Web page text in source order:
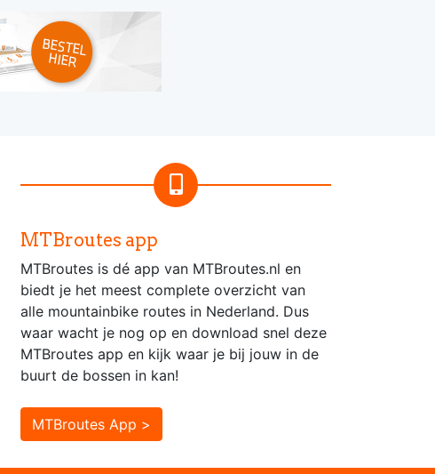
MTBroutes app
MTBroutes is dé app van MTBroutes.nl en
biedt je het meest complete overzicht van
alle mountainbike routes in Nederland. Dus
waar wacht je nog op en download snel deze
MTBroutes app en kijk waar je bij jouw in de
buurt de bossen in kan!
MTBroutes App >